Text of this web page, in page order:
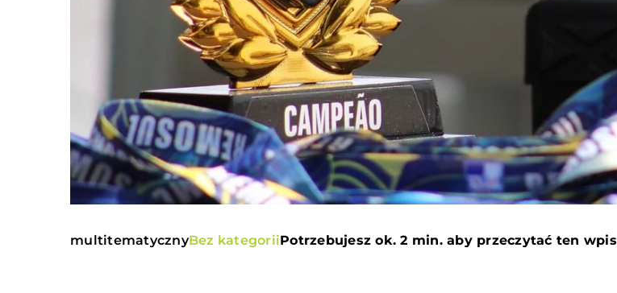
multitematycznyBez kategoriiPotrzebujesz ok. 2 min. aby przeczytać ten wpis